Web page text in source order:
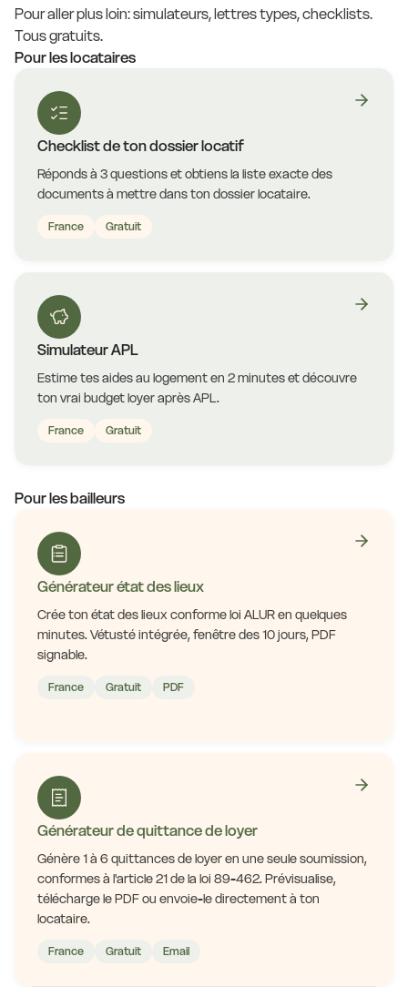
Pour aller plus loin: simulateurs, lettres types, checklists.
Tous gratuits.
Pour les locataires
Checklist de ton dossier locatif
Réponds à 3 questions et obtiens la liste exacte des
documents à mettre dans ton dossier locataire.
France Gratuit
Simulateur APL
Estime tes aides au logement en 2 minutes et découvre
ton vrai budget loyer après APL.
France Gratuit
Pour les bailleurs
Générateur état des lieux
Crée ton état des lieux conforme loi ALUR en quelques
minutes. Vétusté intégrée, fenêtre des 10 jours, PDF
signable.
France Gratuit PDF
Générateur de quittance de loyer
Génère 1 à 6 quittances de loyer en une seule soumission,
conformes à l'article 21 de la loi 89-462. Prévisualise,
télécharge le PDF ou envoie-le directement à ton
locataire.
France Gratuit Email